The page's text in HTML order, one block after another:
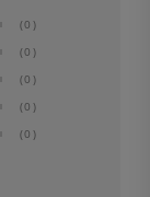
(0)
(0)
(0)
(0)
(0)